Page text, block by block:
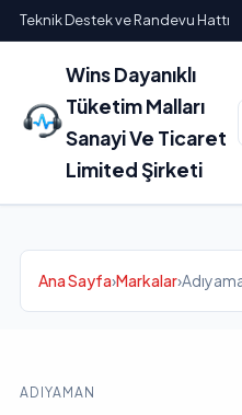
Teknik Destek ve Randevu Hattı
Wins Dayanıklı
Tüketim Malları
Sanayi Ve Ticaret
Limited Şirketi
Ana Sayfa›Markalar›
ADIYAMAN